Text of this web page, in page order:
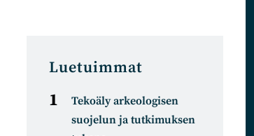
Luetuimmat
Tekoäly arkeologisen
suojelun ja tutkimuksen